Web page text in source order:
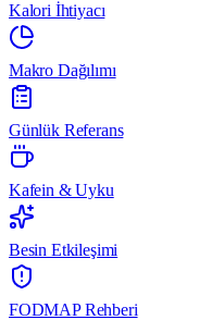
Kalori İhtiyacı
Makro Dağılımı
Günlük Referans
Kafein & Uyku
Besin Etkileşimi
FODMAP Rehberi